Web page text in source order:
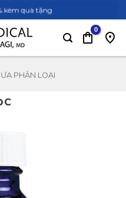
kèm quà tặng
PHÂN LOẠI